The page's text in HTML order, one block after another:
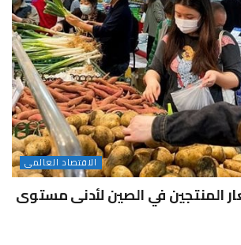
الاقتصاد العالمى
المنتجين في الصين لأدنى مستوى